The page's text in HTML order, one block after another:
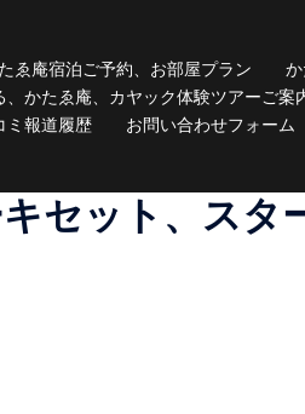
ゑ庵宿泊ご予約、お部屋プラン
、かたゑ庵、カヤック体験ツアーご案
ミ報道履歴
お問い合わせフォーム
セット、スタ